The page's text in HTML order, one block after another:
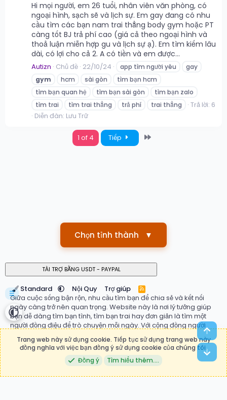
Hi mọi người, em 26 tuổi, nhân viên văn phòng, có
ngoại hình, sạch sẽ và lịch sự. Em gay đang có nhu
cầu tìm các bạn nam trai thẳng body gym hoặc PT
càng tốt BJ trả phí cao (giá cả theo ngoại hình và
thoả luận miễn hợp gu và lịch sự ạ). Em tìm kiếm lâu
dài, có lợi cho cả 2. A có tiền và em được...
Autizn Chủ đề 22/10/24 app tìm người yêu
gay
gym
hcm sài gòn
tìm bạn hcm
tìm bạn quan hệ
tìm bạn sài gòn
tìm bạn zalo
tìm trai
tìm trai thẳng trả phí trai thẳng
Trả lời: 6
Diễn đàn: Lưu Trữ
1 of 4 Tiếp
Chọn tỉnh thành ▼
Standard Nội Quy Trợ giúp
R
S
S
Giữa cuộc sống bận rộn, nhu cầu tìm bạn để chia sẻ và kết nối
ngày càng trở nên quan trọng. Website này là nơi lý tưởng giúp
bạn dễ dàng tìm bạn tình, tìm bạn trai hay đơn giản là tìm một
người đồng điệu để trò chuyện mỗi ngày. Với cộng đồng người
dùng đa dạng, hệ thống ghép đôi thông minh và giao diện thân
thiện, bạn có thể nhanh chóng tìm thấy mối quan hệ phù hợp với
mong muốn của mình. Đừng ngần ngại bắt đầu hành trình kết nối
ngay hôm nay tại tìm bạn, nơi những mối duyên mới bắt đầu.
Trang web này sử dụng cookie. Tiếp tục sử dụng trang web này
đồng nghĩa với việc bạn đồng ý sử dụng cookie của chúng tôi.
Đồng ý
Tìm hiểu thêm.…
Top
☰